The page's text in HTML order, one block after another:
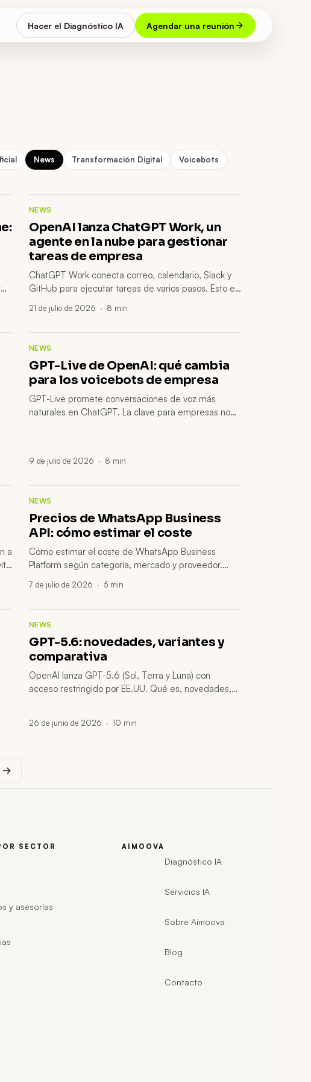
Hacer el Diagnóstico IA Agendar una reunión
News Transformación Digital Voicebots
NEWS
OpenAI lanza ChatGPT Work, un
agente en la nube para gestionar
tareas de empresa
ChatGPT Work conecta correo, calendario, Slack y
GitHub para ejecutar tareas de varios pasos. Esto es
revisar antes de darle acceso.
21 de julio de 2026 · 8 min
NEWS
GPT-Live de OpenAI: qué cambia
para los voicebots de empresa
GPT-Live promete conversaciones de voz más
naturales en ChatGPT. La clave para empresas no
9 de julio de 2026 · 8 min
a
NEWS
Precios de WhatsApp Business
API: cómo estimar el coste
Cómo estimar el coste de WhatsApp Business
Platform según categoría, mercado y proveedor.
7 de julio de 2026 · 5 min
NEWS
GPT-5.6: novedades, variantes y
comparativa
OpenAI lanza GPT-5.6 (Sol, Terra y Luna) con
acceso restringido por EE.UU. Qué es, novedades,
26 de junio de 2026 · 10 min
→
SECTOR
y asesorías
AIMOOVA
Diagnóstico IA
Servicios IA
Sobre Aimoova
Blog
Contacto